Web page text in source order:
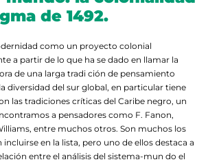
de 1492.
como un proyecto colonial
a partir de lo que ha se dado en llamar la
de una larga tradi ción de pensamiento
diversidad del sur global, en particular tiene
las tradiciones críticas del Caribe negro, un
a pensadores como F. Fanon,
entre muchos otros. Son muchos los
en la lista, pero uno de ellos destaca a
entre el análisis del sistema-mun do el